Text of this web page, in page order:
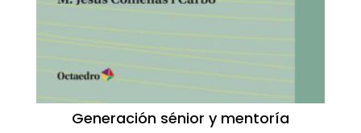
Generación sénior y mentoría